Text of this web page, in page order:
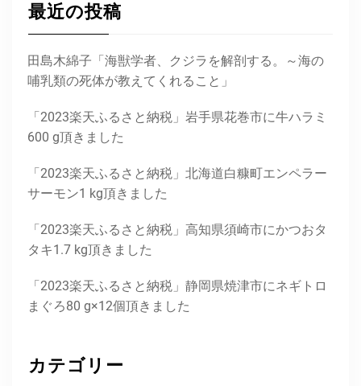
最近の投稿
田島木綿子「海獣学者、クジラを解剖する。～海の
哺乳類の死体が教えてくれること」
「2023楽天ふるさと納税」岩手県花巻市に牛ハラミ
600 g頂きました
「2023楽天ふるさと納税」北海道白糠町エンペラー
サーモン1 kg頂きました
「2023楽天ふるさと納税」高知県須崎市にかつおタ
タキ1.7 kg頂きました
「2023楽天ふるさと納税」静岡県焼津市にネギトロ
まぐろ80 g×12個頂きました
カテゴリー